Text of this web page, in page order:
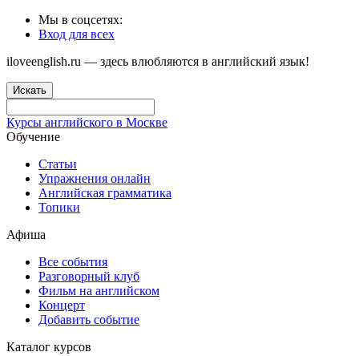
Мы в соцсетях:
Вход для всех
iloveenglish.ru — здесь влюбляются в английский язык!
Искать
Курсы английского в Москве
Обучение
Статьи
Упражнения онлайн
Английская грамматика
Топики
Афиша
Все события
Разговорный клуб
Фильм на английском
Концерт
Добавить событие
Каталог курсов